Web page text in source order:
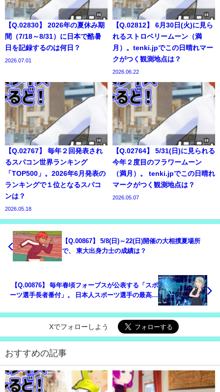
【Q.02830】 2026年の夏休み期
間（7/18～8/31）に日本で酷暑
日を記録するのは何日？
2026.07.01
【Q.02812】 6月30日(火)に見ら
れるストロベリームーン（満
月）。tenki.jpでこの日晴れマー
クがつく観測地点は？
2026.06.22
【Q.02767】 毎年２回発表され
るスパコン世界ランキング
「TOP500」。2026年6月発表の
ランキングで１位となるスパコ
ンは？
2026.05.18
【Q.02764】 5/31(日)に見られる
今年２度目のフラワームーン
（満月）。 tenki.jpでこの日晴れ
マークがつく観測地点は？
2026.05.07
【Q.00867】 5/8(日)～22(日)開催の大相撲夏場所
で、 東大出身力士の成績は？
【Q.00876】 毎年春頃フォーブスが公表する「スポ
ーツ選手長者番付」。 日本人スポーツ選手の最高順
Xでフォローしよう
おすすめの記事